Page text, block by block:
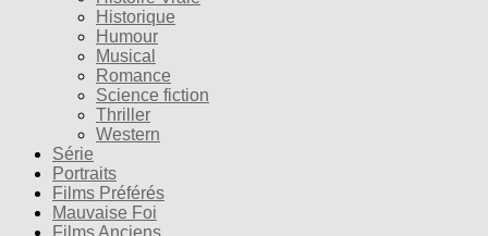
Historique
Humour
Musical
Romance
Science fiction
Thriller
Western
Série
Portraits
Films Préférés
Mauvaise Foi
Films Anciens